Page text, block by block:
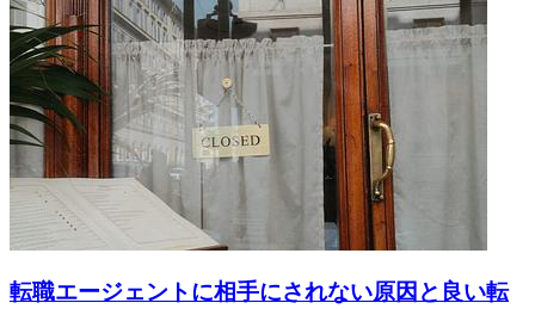
転職エージェントに相手にされない原因と良い転